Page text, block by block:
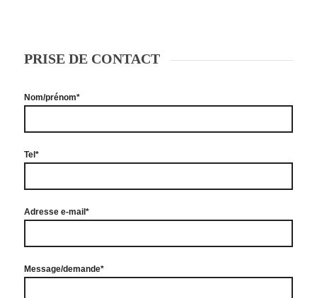
PRISE DE CONTACT
Nom/prénom*
Tel*
Adresse e-mail*
Message/demande*